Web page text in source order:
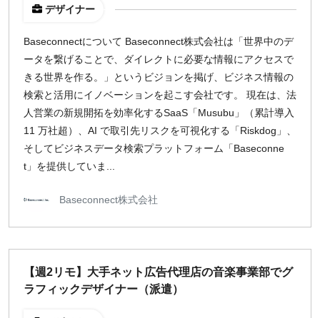
顧問・講師
カスタマーサクセス
その他
閉じる
働き方
リモートのみ
リモート希望
出社希望
直接契約
デザイナー
Baseconnectについて Baseconnect株式会社は「世界中のデ
ータを繋げることで、ダイレクトに必要な情報にアクセスで
きる世界を作る。」というビジョンを掲げ、ビジネス情報の
検索と活用にイノベーションを起こす会社です。 現在は、法
人営業の新規開拓を効率化するSaaS「Musubu」（累計導入
11 万社超）、AI で取引先リスクを可視化する「Riskdog」、
そしてビジネスデータ検索プラットフォーム「Baseconne
t」を提供していま...
Baseconnect株式会社
【週2リモ】大手ネット広告代理店の音楽事業部でグ
ラフィックデザイナー（派遣）